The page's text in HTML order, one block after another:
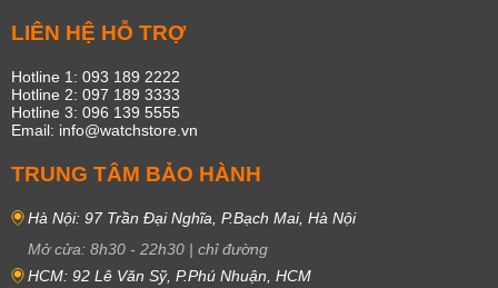
LIÊN HỆ HỖ TRỢ
Hotline 1: 093 189 2222
Hotline 2: 097 189 3333
Hotline 3: 096 139 5555
Email: info@watchstore.vn
TRUNG TÂM BẢO HÀNH
Hà Nội: 97 Trần Đại Nghĩa, P.Bạch Mai, Hà Nội
Mở cửa: 8h30 - 22h30 | chỉ đường
HCM: 92 Lê Văn Sỹ, P.Phú Nhuận, HCM